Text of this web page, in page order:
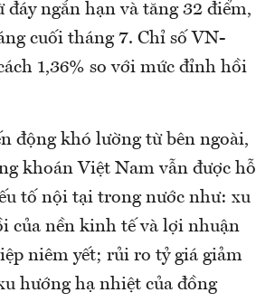
đáy ngắn hạn và tăng 32 điểm,
cuối tháng 7. Chỉ số VN-
1,36% so với mức đỉnh hồi
động khó lường từ bên ngoài,
khoán Việt Nam vẫn được hỗ
tố nội tại trong nước như: xu
của nền kinh tế và lợi nhuận
niêm yết; rủi ro tỷ giá giảm
hướng hạ nhiệt của đồng